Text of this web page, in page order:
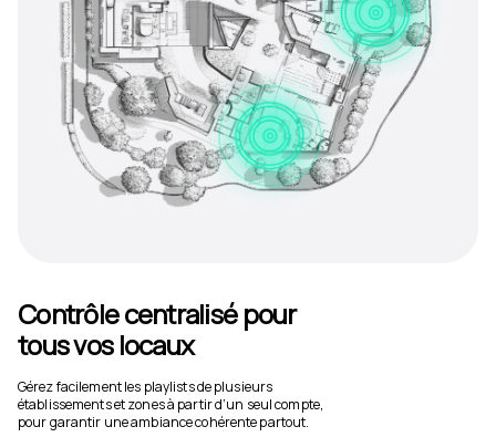
Contrôle centralisé pour
tous vos locaux
Gérez facilement les playlists de plusieurs
établissements et zones à partir d’un seul compte,
pour garantir une ambiance cohérente partout.